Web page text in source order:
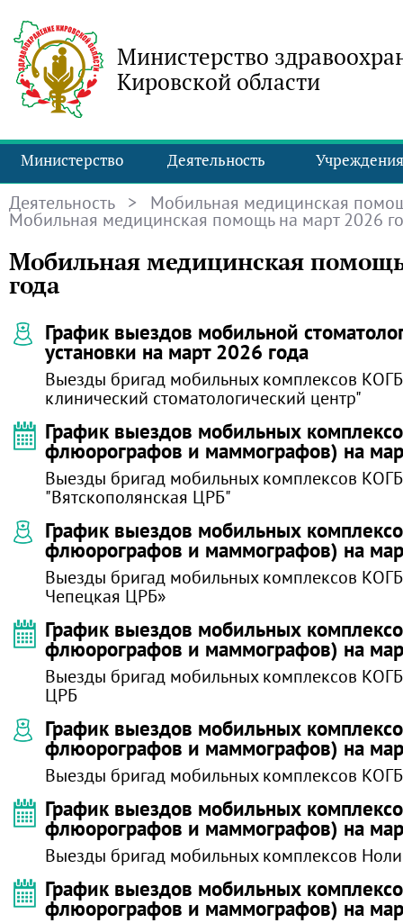
Министерство
Кировской области
Министерство Деятельность Учреждения
Деятельность > Мобильная медицинская
Мобильная медицинская помощь на март 2026
Мобильная медицинская
года
График выездов мобильной
установки на март 2026 года
Выезды бригад мобильных комплексов
клинический стоматологический центр"
График выездов мобильных
флюорографов и маммографов) на
Выезды бригад мобильных комплексов
"Вятскополянская ЦРБ"
График выездов мобильных
флюорографов и маммографов) на
Выезды бригад мобильных комплексов
Чепецкая ЦРБ»
График выездов мобильных
флюорографов и маммографов) на
Выезды бригад мобильных комплексов
ЦРБ
График выездов мобильных
флюорографов и маммографов) на
Выезды бригад мобильных комплексов
График выездов мобильных
флюорографов и маммографов) на
Выезды бригад мобильных комплексов
График выездов мобильных
флюорографов и маммографов) на